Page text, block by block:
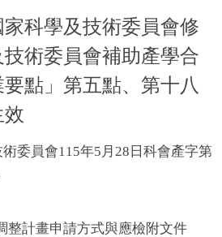
家科學及技術委員會修
術委員會補助產學合
點」第五點、第十八
效
委員會115年5月28日科會產字第
整計畫申請方式與應檢附文件